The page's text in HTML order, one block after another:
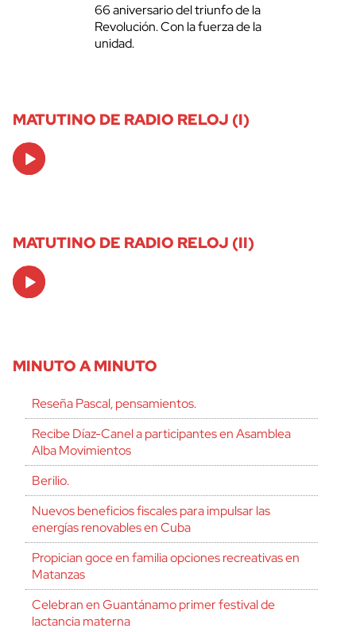
66 aniversario del triunfo de la
Revolución. Con la fuerza de la
unidad.
MATUTINO DE RADIO RELOJ (I)
Audio
Player
MATUTINO DE RADIO RELOJ (II)
Audio
Player
MINUTO A MINUTO
Reseña Pascal, pensamientos.
Recibe Díaz-Canel a participantes en Asamblea
Alba Movimientos
Berilio.
Nuevos beneficios fiscales para impulsar las
energías renovables en Cuba
Propician goce en familia opciones recreativas en
Matanzas
Celebran en Guantánamo primer festival de
lactancia materna